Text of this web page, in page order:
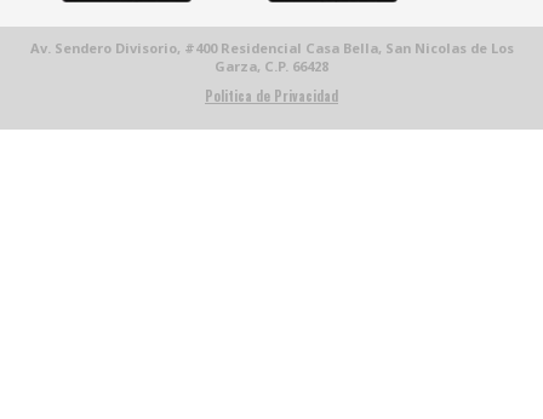
Av. Sendero Divisorio, #400 Residencial Casa Bella, San Nicolas de Los
Garza, C.P. 66428
Politica de Privacidad